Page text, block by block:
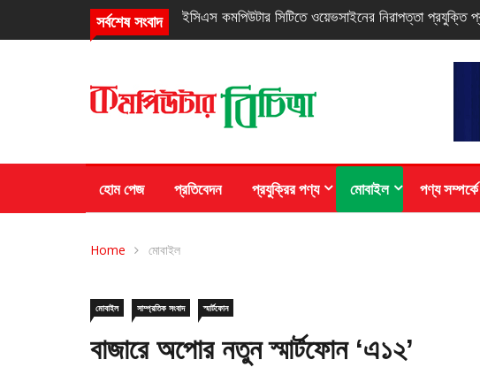
সর্বশেষ সংবাদ নিরবচ্ছিন্ন পাওয়ার নিশ্চিতে রিয়েলমির নতুন সি-সিরিজ স্মার্টফোন
হোম পেজ প্রতিবেদন প্রযুক্রির পণ্য মোবাইল পণ্য সম্পর্কে
Home মোবাইল
মোবাইল সাম্প্রতিক সংবাদ স্মার্টফোন
বাজারে অপোর নতুন স্মার্টফোন ‘এ১২’